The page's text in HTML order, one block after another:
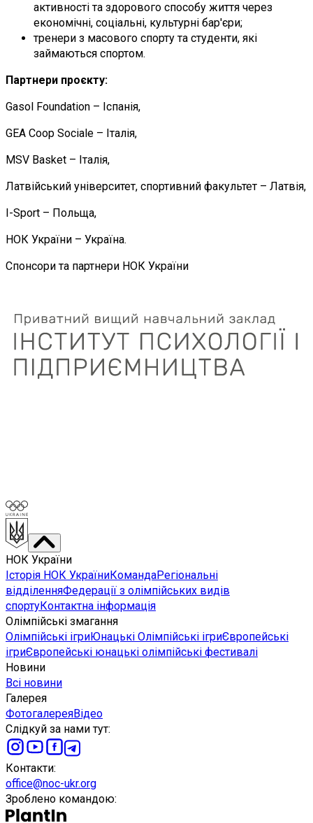
активності та здорового способу життя через
економічні, соціальні, культурні бар'єри;
тренери з масового спорту та студенти, які
займаються спортом.
Партнери проєкту:
Gasol Foundation – Іспанія,
GEA Coop Sociale – Італія,
MSV Basket – Італія,
Латвійський університет, спортивний факультет – Латвія,
I-Sport – Польща,
НОК України – Україна.
Спонсори та партнери НОК України
НОК України
Історія НОК УкраїниКомандаРегіональні
відділенняФедерації з олімпійських видів
спортуКонтактна інформація
Олімпійські змагання
Олімпійські ігриЮнацькі Олімпійські ігриЄвропейські
ігриЄвропейські юнацькі олімпійські фестивалі
Новини
Всі новини
Галерея
ФотогалереяВідео
Слідкуй за нами тут:
Контакти:
office@noc-ukr.org
Зроблено командою: